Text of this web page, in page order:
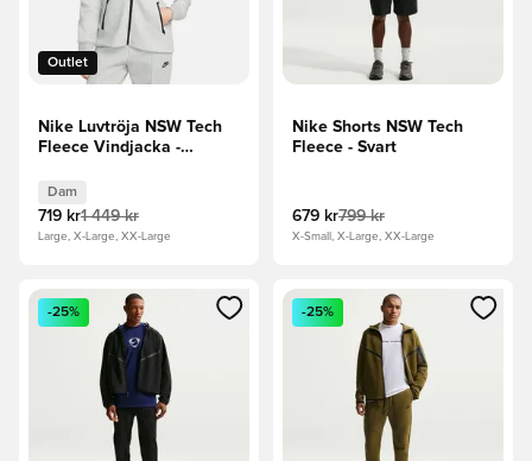
Outlet
Nike Luvtröja NSW Tech
Fleece Vindjacka -
Dam
719 kr1 449 kr
Large, X-Large, XX-Large
Nike Shorts NSW Tech
Fleece - Svart
679 kr799 kr
X-Small, X-Large, XX-Large
Öppnar en Modal för att logga in eller registrera dig som
-25%
Öppnar en Modal för att
-25%